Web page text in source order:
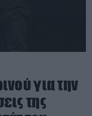
για την
της